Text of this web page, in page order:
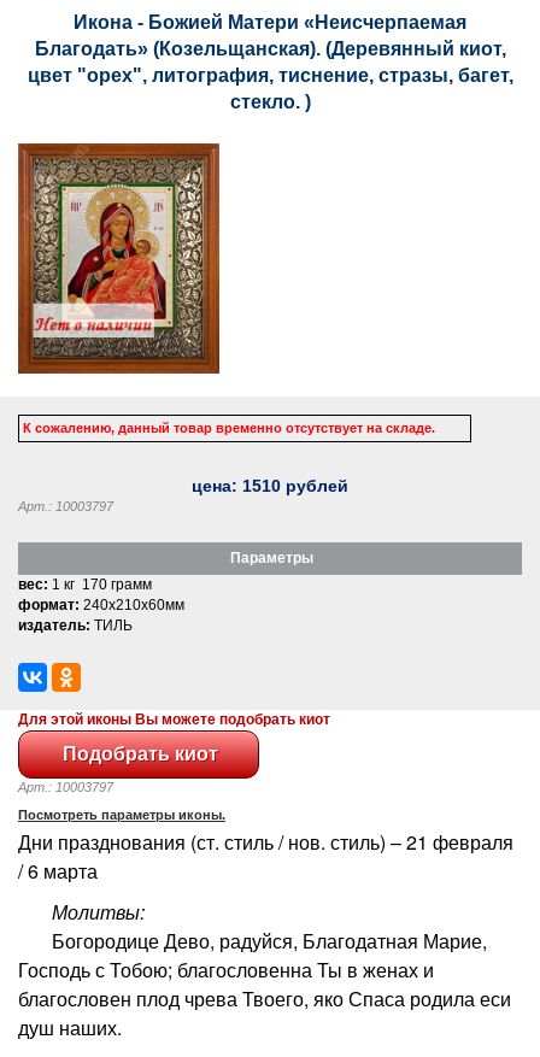
Икона - Божией Матери «Неисчерпаемая
Благодать» (Козельщанская). (Деревянный киот,
цвет "орех", литография, тиснение, стразы, багет,
стекло. )
К сожалению, данный товар временно отсутствует на складе.
цена: 1510 рублей
Арт.: 10003797
Параметры
вес: 1 кг 170 грамм
формат: 240x210x60мм
издатель: ТИЛЬ
Для этой иконы Вы можете подобрать киот
Арт.: 10003797
Посмотреть параметры иконы.
Дни празднования (ст. стиль / нов. стиль) – 21 февраля
/ 6 марта
Молитвы:
Богородице Дево, радуйся, Благодатная Марие,
Господь с Тобою; благословенна Ты в женах и
благословен плод чрева Твоего, яко Спаса родила еси
душ наших.